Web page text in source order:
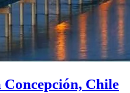
Concepción, Chile